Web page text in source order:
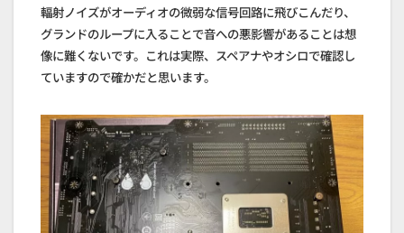
輻射ノイズがオーディオの微弱な信号回路に飛びこんだり、
グランドのループに入ることで音への悪影響があることは想
像に難くないです。これは実際、スペアナやオシロで確認し
ていますので確かだと思います。